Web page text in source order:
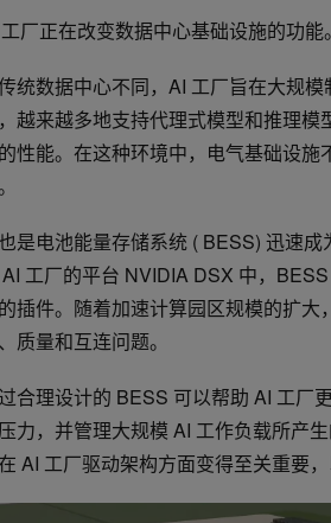
厂正在改变数据中心基础设施的功能。
统数据中心不同，AI 工厂旨在大规
越来越多地支持代理式模型和推理
性能。在这种环境中，电气基础设
是电池能量存储系统 ( BESS) 迅速
工厂的平台 NVIDIA DSX 中，
插件。随着加速计算园区规模的扩
质量和互连问题。
合理设计的 BESS 可以帮助 AI 工厂
力，并管理大规模 AI 工作负载所产
AI 工厂驱动架构方面变得至关重要